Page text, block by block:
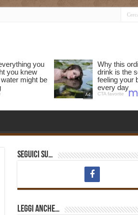
Seguici su…
Leggi anche…